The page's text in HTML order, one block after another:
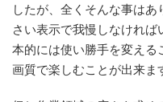
したが、全くそんな事は
さい表示で我慢しなけれ
本的には使い勝手を変え
画質で楽しむことが出来ま